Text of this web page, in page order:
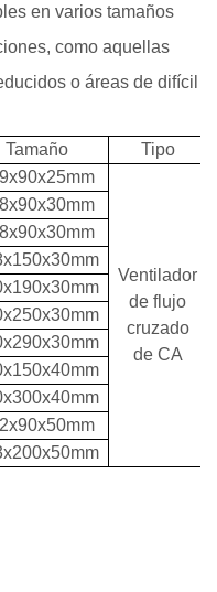
en varios tamaños
como aquellas
o áreas de difícil
Tamaño Tipo
Ventilador
de flujo
cruzado
de CA